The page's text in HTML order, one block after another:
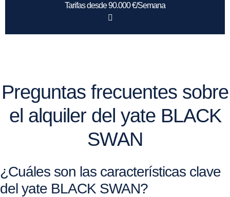
Tarifas desde 90.000 €/Semana
Preguntas frecuentes sobre
el alquiler del yate BLACK
SWAN
¿Cuáles son las características clave
del yate BLACK SWAN?